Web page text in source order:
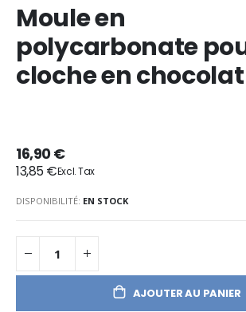
Moule en
polycarbonate
cloche en chocolat
16,90 €
13,85 €
DISPONIBILITÉ: EN STOCK
AJOUTER AU PANIER